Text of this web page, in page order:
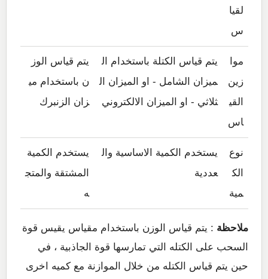
لقيا
س
موا
زين
القي
اس
يتم قياس الكتلة باستخدام ال
ميزان الشامل - او الميزان ال
ثلاثي - او الميزان الالكتروني
يتم قياس الوز
ن باستخدام مي
زان الزنبرك
نوع
الك
مية
يستخدم الكمية الاساسية وال
عددية
يستخدم الكمية
المشتقة والمتج
ه
ملاحظة : يتم قياس الوزن باستخدام مقياس يقيس قوة
السحب على الكتله التي تمارسها قوة الجاذبية ، في
حين يتم قياس الكتله من خلال الموازنة مع كميه اخرى